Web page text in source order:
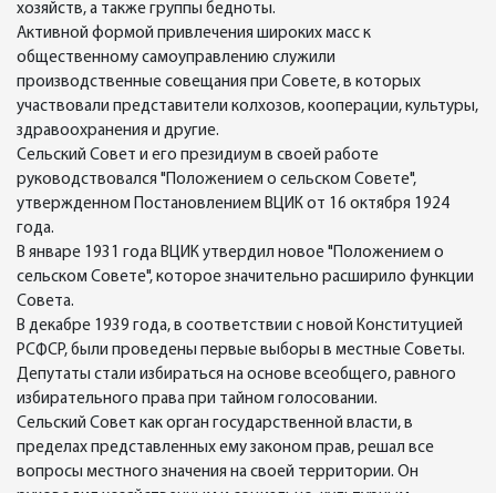
хозяйств, а также группы бедноты.
Активной формой привлечения широких масс к
общественному самоуправлению служили
производственные совещания при Совете, в которых
участвовали представители колхозов, кооперации, культуры,
здравоохранения и другие.
Сельский Совет и его президиум в своей работе
руководствовался "Положением о сельском Совете",
утвержденном Постановлением ВЦИК от 16 октября 1924
года.
В январе 1931 года ВЦИК утвердил новое "Положением о
сельском Совете", которое значительно расширило функции
Совета.
В декабре 1939 года, в соответствии с новой Конституцией
РСФСР, были проведены первые выборы в местные Советы.
Депутаты стали избираться на основе всеобщего, равного
избирательного права при тайном голосовании.
Сельский Совет как орган государственной власти, в
пределах представленных ему законом прав, решал все
вопросы местного значения на своей территории. Он